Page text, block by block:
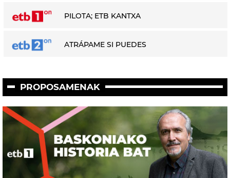
PILOTA; ETB KANTXA
ATRÁPAME SI PUEDES
PROPOSAMENAK